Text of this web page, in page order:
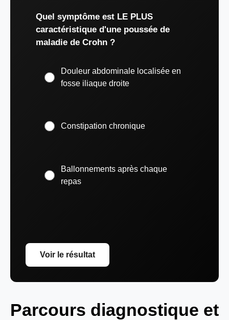
Quel symptôme est LE PLUS
caractéristique d'une poussée de
maladie de Crohn ?
Douleur abdominale localisée en
fosse iliaque droite
Constipation chronique
Ballonnements après chaque
repas
Voir le résultat
Parcours diagnostique et